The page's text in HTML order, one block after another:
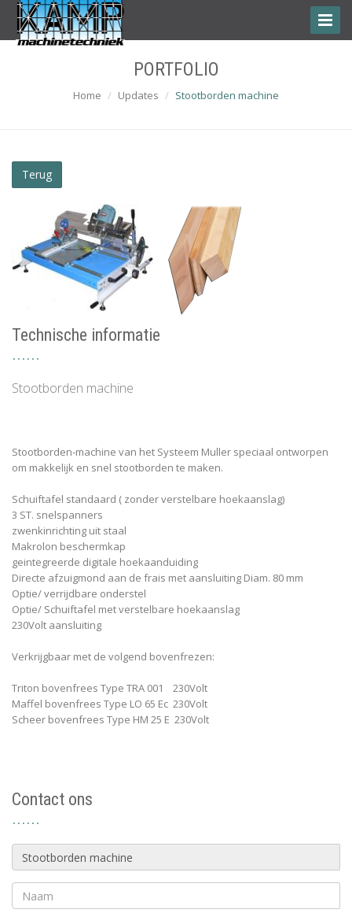
Toggle
PORTFOLIO
Home Updates Stootborden machine
Terug
Technische informatie
Stootborden machine
Stootborden-machine van het Systeem Muller speciaal ontworpen
om makkelijk en snel stootborden te maken.
Schuiftafel standaard ( zonder verstelbare hoekaanslag)
3 ST. snelspanners
zwenkinrichting uit staal
Makrolon beschermkap
geintegreerde digitale hoekaanduiding
Directe afzuigmond aan de frais met aansluiting Diam. 80 mm
Optie/ verrijdbare onderstel
Optie/ Schuiftafel met verstelbare hoekaanslag
230Volt aansluiting
Verkrijgbaar met de volgend bovenfrezen:
Triton bovenfrees Type TRA 001 230Volt
Maffel bovenfrees Type LO 65 Ec 230Volt
Scheer bovenfrees Type HM 25 E 230Volt
Contact ons